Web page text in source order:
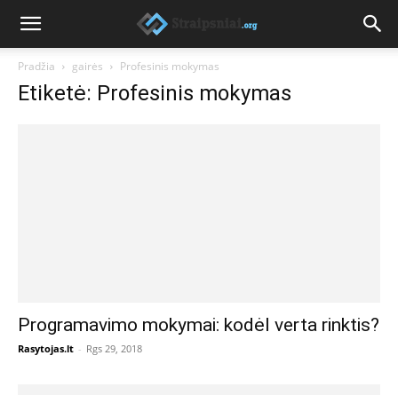
Pradžia gairės Profesinis mokymas
Etiketė: Profesinis mokymas
Programavimo mokymai: kodėl verta rinktis?
Rasytojas.lt - Rgs 29, 2018